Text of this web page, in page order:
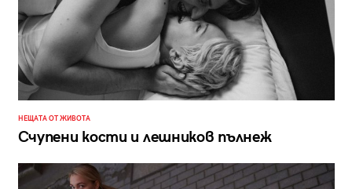
НЕЩАТА ОТ ЖИВОТА
Счупени кости и лешников пълнеж